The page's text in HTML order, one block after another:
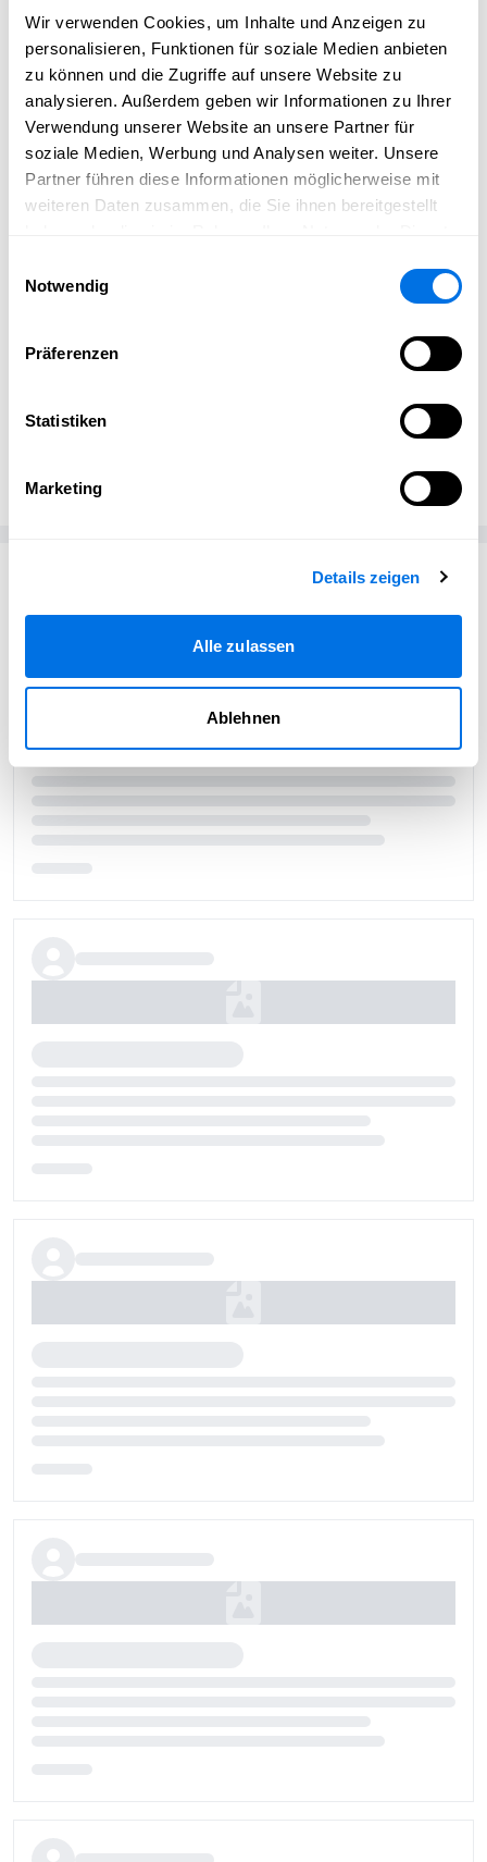
Wir verwenden Cookies, um Inhalte und Anzeigen zu
personalisieren, Funktionen für soziale Medien anbieten
zu können und die Zugriffe auf unsere Website zu
analysieren. Außerdem geben wir Informationen zu Ihrer
Verwendung unserer Website an unsere Partner für
soziale Medien, Werbung und Analysen weiter. Unsere
Partner führen diese Informationen möglicherweise mit
weiteren Daten zusammen, die Sie ihnen bereitgestellt
Notwendig
Präferenzen
Statistiken
Marketing
Details zeigen
Alle zulassen
Ablehnen
Für Aussteller heißt das: morgen sind Ihre Highlights
dran – Ihre Projekte, Ihre Exponate und Ihre
Leidenschaft. Für Besucher: der Moment, all das zu
erkunden, was Sie vorher nur auf Bilderlisten oder
Geschichten gesehen haben. Frühe Nebelfetzen über
dem Gelände, Lichtreflexe auf Chromteilen, das Rascheln
von Prospekten – morgen wird es Intensiv und
unvergesslich.
VETERAMA ihre volle Stärke zeigt – mit Leidenschaft,